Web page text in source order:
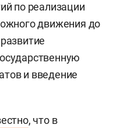
по реализации
движения до
и введение
, что в